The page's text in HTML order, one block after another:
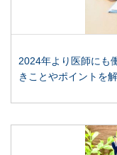
2024年より医師にも
きことやポイントを